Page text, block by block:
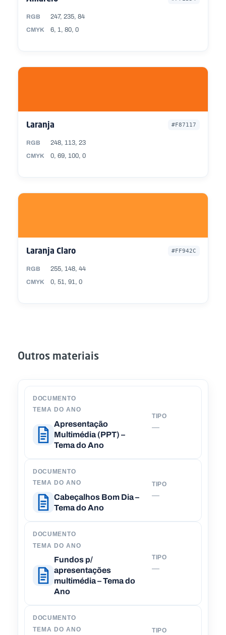
RGB 247, 235, 84
CMYK 6, 1, 80, 0
Laranja #F87117
RGB 248, 113, 23
CMYK 0, 69, 100, 0
Laranja Claro #FF942C
RGB 255, 148, 44
CMYK 0, 51, 91, 0
Outros materiais
DOCUMENTO
TEMA DO ANO
Apresentação
Multimédia (PPT) –
Tema do Ano
TIPO
—
DOCUMENTO
TEMA DO ANO
Cabeçalhos Bom Dia –
Tema do Ano
TIPO
—
DOCUMENTO
TEMA DO ANO
Fundos p/
apresentações
multimédia – Tema do
Ano
TIPO
—
DOCUMENTO
TEMA DO ANO TIPO